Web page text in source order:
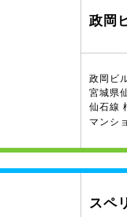
政岡
政岡ビ
宮城県
仙石線
マンシ
スペ